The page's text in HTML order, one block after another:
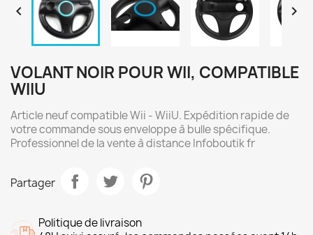
 
VOLANT NOIR POUR WII, COMPATIBLE
WIIU
Article neuf compatible Wii - WiiU. Expédition rapide de
votre commande sous enveloppe à bulle spécifique.
Professionnel de la vente à distance Infoboutik fr
Partager
Politique de livraison